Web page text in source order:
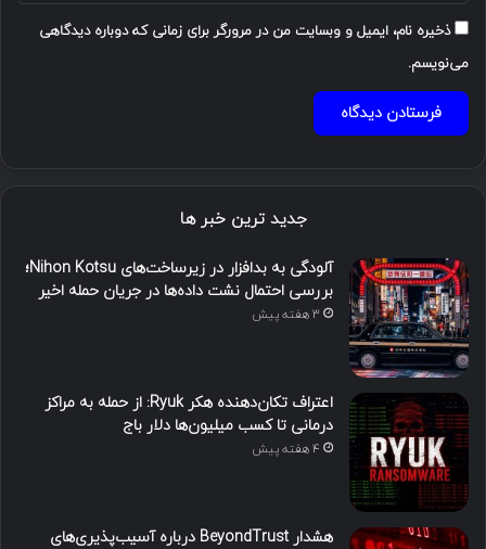
ذخیره نام، ایمیل و وبسایت من در مرورگر برای زمانی که دوباره دیدگاهی
می‌نویسم.
جدید ترین خبر ها
آلودگی به بدافزار در زیرساخت‌های Nihon Kotsu؛
بررسی احتمال نشت داده‌ها در جریان حمله اخیر
3 هفته پیش
اعتراف تکان‌دهنده هکر Ryuk: از حمله به مراکز
درمانی تا کسب میلیون‌ها دلار باج
4 هفته پیش
هشدار BeyondTrust درباره آسیب‌پذیری‌های